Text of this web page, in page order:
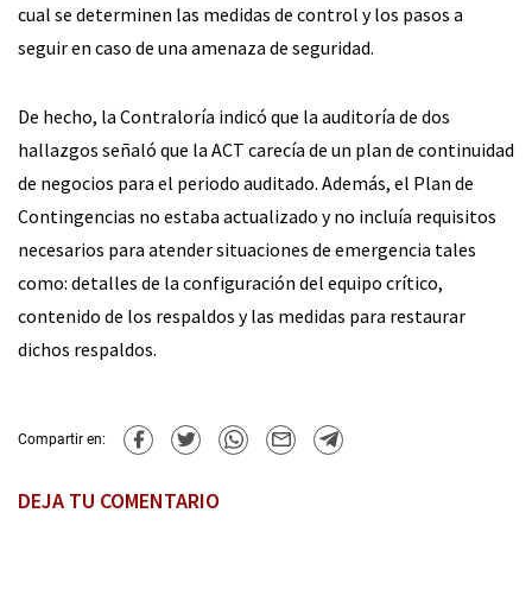
cual se determinen las medidas de control y los pasos a
seguir en caso de una amenaza de seguridad.
De hecho, la Contraloría indicó que la auditoría de dos
hallazgos señaló que la ACT carecía de un plan de continuidad
de negocios para el periodo auditado. Además, el Plan de
Contingencias no estaba actualizado y no incluía requisitos
necesarios para atender situaciones de emergencia tales
como: detalles de la configuración del equipo crítico,
contenido de los respaldos y las medidas para restaurar
dichos respaldos.
Compartir en:
DEJA TU COMENTARIO